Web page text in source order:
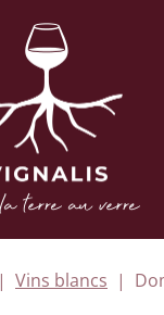
Vins blancs